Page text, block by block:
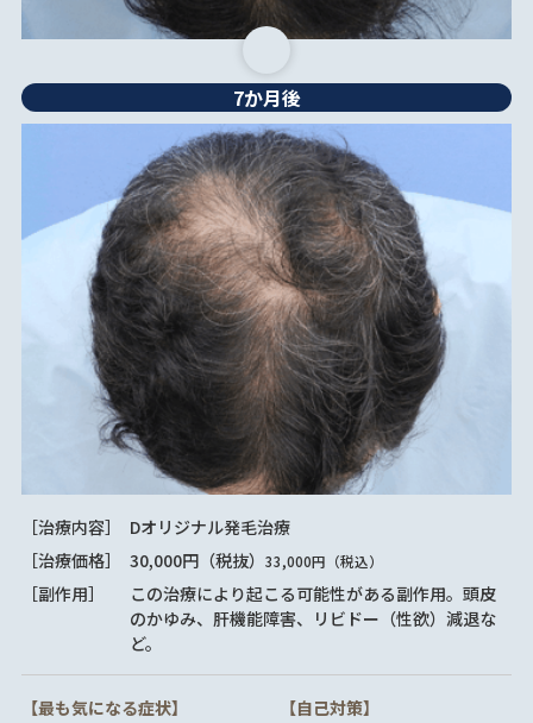
7か月後
［治療内容］
Dオリジナル発毛治療
［治療価格］
30,000円（税抜） 33,000円（税込）
［副作用］
この治療により起こる可能性がある副作用。頭皮
のかゆみ、肝機能障害、リビドー（性欲）減退な
ど。
【最も気になる症状】
【自己対策】